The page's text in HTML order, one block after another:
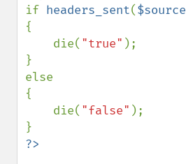
if headers_sent($source
{
    die(
"true" );
}
else
{
    die(
"false" );